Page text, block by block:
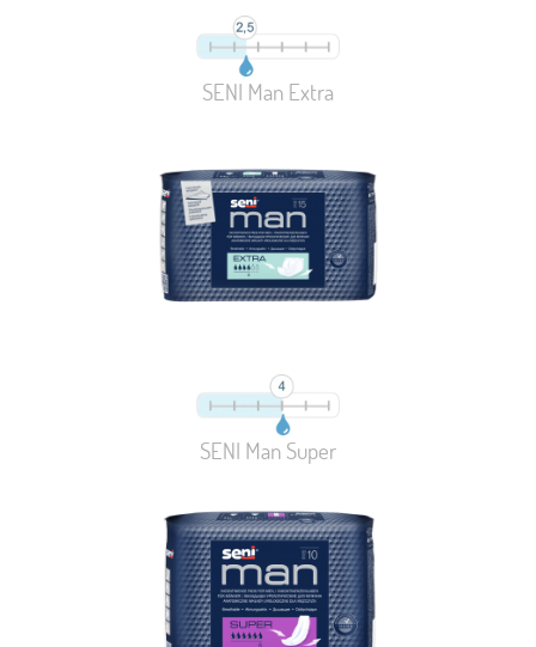
SENI Man Extra
SENI Man Super